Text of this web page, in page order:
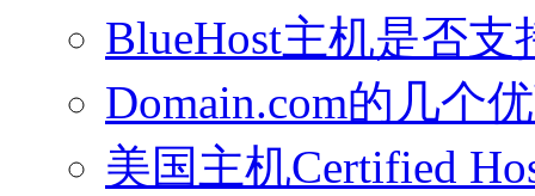
BlueHost主机是否
Domain.com的几个
美国主机Certified